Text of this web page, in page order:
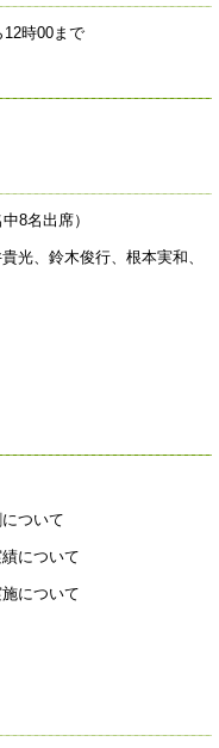
時00まで
8名出席）
、鈴木俊行、根本実和、
ついて
について
について